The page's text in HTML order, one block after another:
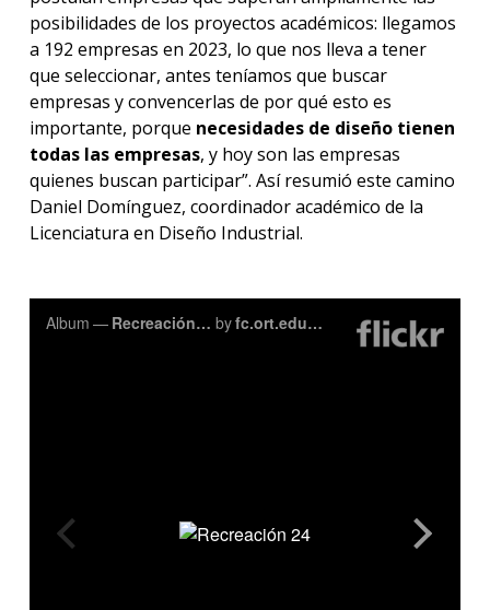
posibilidades de los proyectos académicos: llegamos
a 192 empresas en 2023, lo que nos lleva a tener
que seleccionar, antes teníamos que buscar
empresas y convencerlas de por qué esto es
importante, porque necesidades de diseño tienen
todas las empresas, y hoy son las empresas
quienes buscan participar”. Así resumió este camino
Daniel Domínguez, coordinador académico de la
Licenciatura en Diseño Industrial.